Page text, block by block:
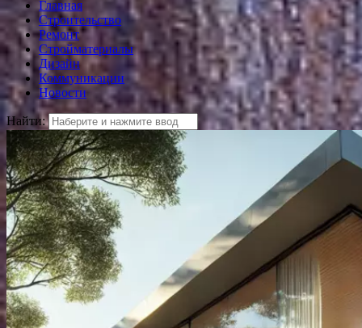
Главная
Строительство
Ремонт
Стройматериалы
Дизайн
Коммуникации
Новости
Найти: